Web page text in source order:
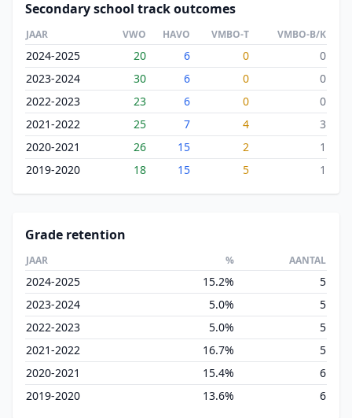
Secondary school track outcomes
JAAR VWO HAVO VMBO-T VMBO-B/K
2024-2025 20 6 0
0
2023-2024
30 6 0
0
2022-2023
23 6 0
0
2021-2022
25 7 4
3
2020-2021
26 15 2
1
2019-2020
18 15 5 1
Grade retention
JAAR % AANTAL
2024-2025 15.2%
5
2023-2024
5.0%
5
2022-2023
5.0%
5
2021-2022
16.7%
5
2020-2021
15.4%
6
2019-2020
13.6% 6